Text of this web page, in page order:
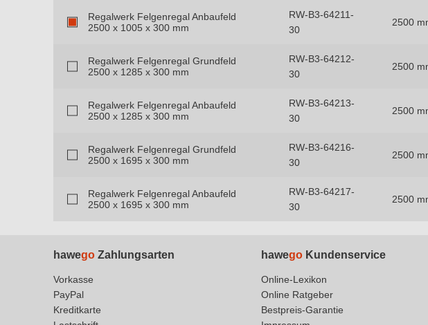
Regalwerk Felgenregal Anbaufeld
2500 x 1005 x 300 mm
RW-B3-64211-
30
2500
Regalwerk Felgenregal Grundfeld
2500 x 1285 x 300 mm
RW-B3-64212-
30
2500
Regalwerk Felgenregal Anbaufeld
2500 x 1285 x 300 mm
RW-B3-64213-
30
2500
Regalwerk Felgenregal Grundfeld
2500 x 1695 x 300 mm
RW-B3-64216-
30
2500
Regalwerk Felgenregal Anbaufeld
2500 x 1695 x 300 mm
RW-B3-64217-
30
2500
hawego Zahlungsarten
Vorkasse
PayPal
Kreditkarte
hawego Kundenservice
Online-Lexikon
Online Ratgeber
Bestpreis-Garantie